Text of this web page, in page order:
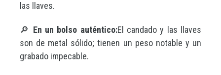
las llaves.
🔎 En un bolso auténtico:El candado y las llaves
son de metal sólido; tienen un peso notable y un
grabado impecable.